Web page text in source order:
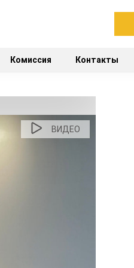
Комиссия Контакты
ВИДЕО